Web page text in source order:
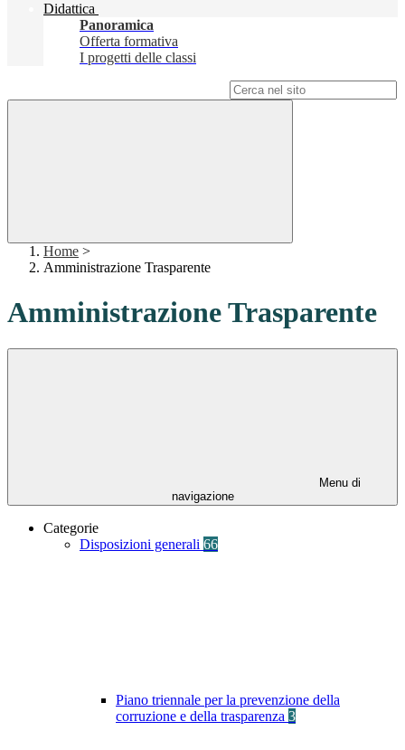
Didattica
Panoramica
Offerta formativa
I progetti delle classi
Home >
Amministrazione Trasparente
Amministrazione Trasparente
Menu di
navigazione
Categorie
Disposizioni generali 66
Piano triennale per la prevenzione della
corruzione e della trasparenza 3